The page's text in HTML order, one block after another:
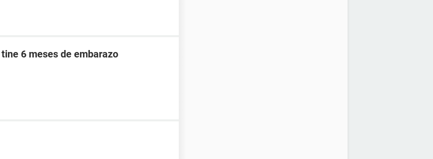
6 meses de embarazo